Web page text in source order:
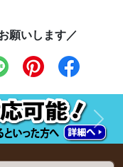
願いします／
次へ